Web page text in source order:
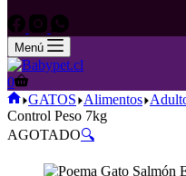
Menú
Carro
de
compra
0
Inicio
GATOS Alimentos
Control Peso 7kg
AGOTADO🔍